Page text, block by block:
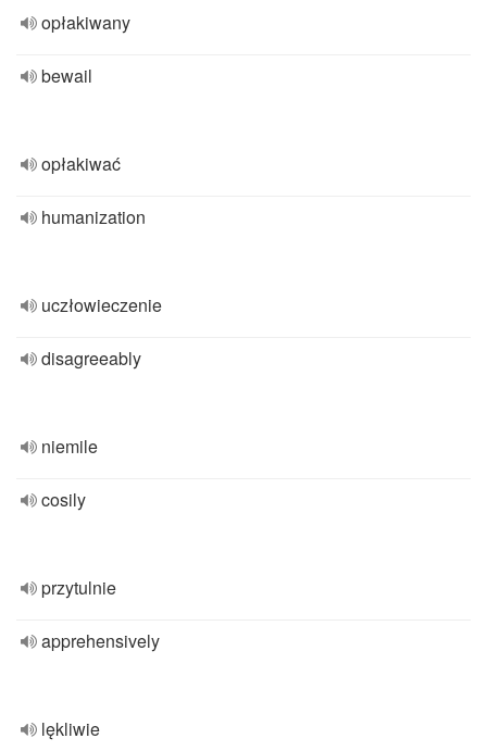
opłakiwany
bewail
opłakiwać
humanization
uczłowieczenie
disagreeably
niemile
cosily
przytulnie
apprehensively
lękliwie